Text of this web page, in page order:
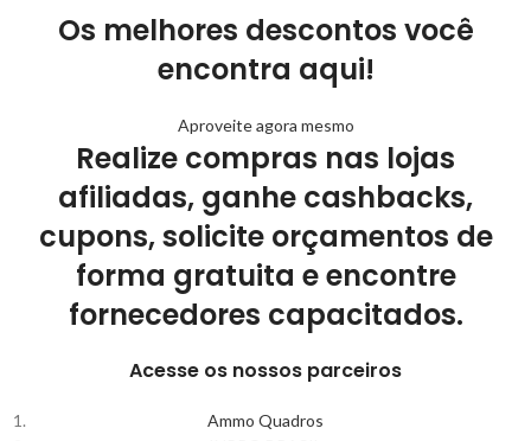
Os melhores descontos você
encontra aqui!
Aproveite agora mesmo
Realize compras nas lojas
afiliadas, ganhe cashbacks,
cupons, solicite orçamentos de
forma gratuita e encontre
fornecedores capacitados.
Acesse os nossos parceiros
Ammo Quadros